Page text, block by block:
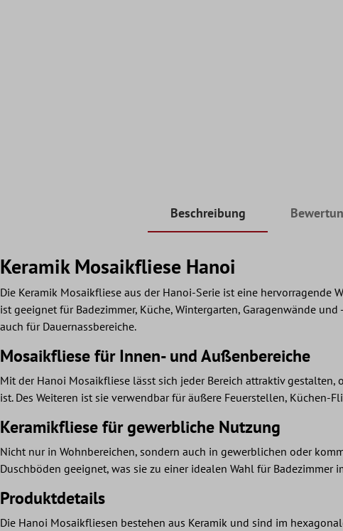
Beschreibung
Keramik Mosaikfliese Hanoi
Die Keramik Mosaikfliese aus der Hanoi-Serie ist eine hervorragende
ist geeignet für Badezimmer, Küche, Wintergarten, Garagenwände
auch für Dauernassbereiche.
Mosaikfliese für Innen- und Außenbereiche
Mit der Hanoi Mosaikfliese lässt sich jeder Bereich attraktiv
ist. Des Weiteren ist sie verwendbar für äußere Feuerstellen,
Keramikfliese für gewerbliche Nutzung
Nicht nur in Wohnbereichen, sondern auch in gewerblichen oder
Duschböden geeignet, was sie zu einer idealen Wahl für Badezimmer
Produktdetails
Die Hanoi Mosaikfliesen bestehen aus Keramik und sind im